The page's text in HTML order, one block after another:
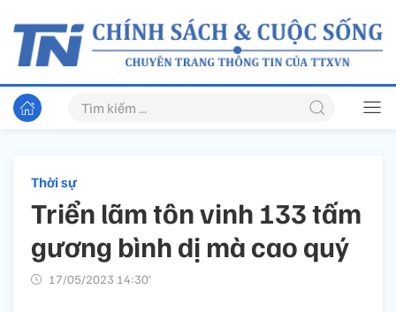
Thời sự
Triển lãm tôn vinh 133 tấm
gương bình dị mà cao quý
17/05/2023 14:30’